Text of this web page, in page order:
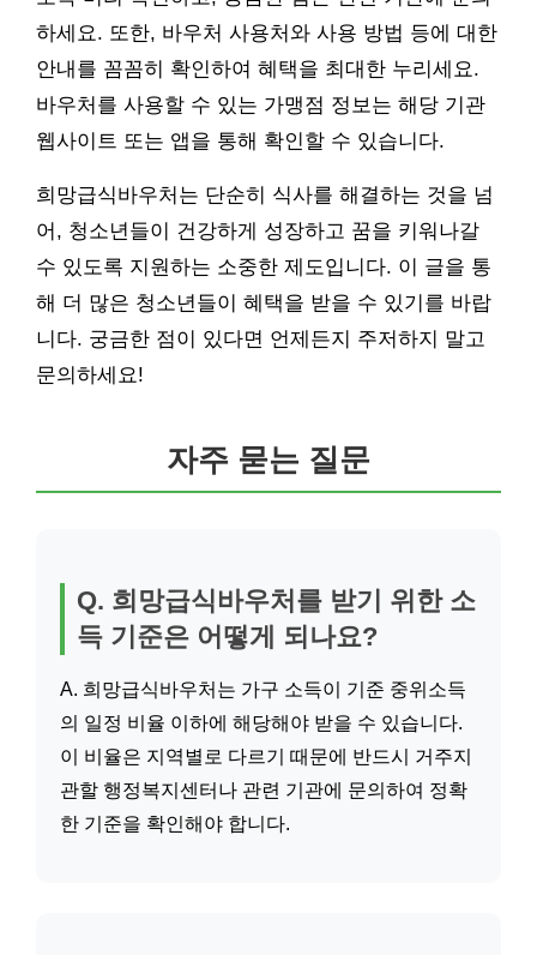
하세요. 또한, 바우처 사용처와 사용 방법 등에 대한
안내를 꼼꼼히 확인하여 혜택을 최대한 누리세요.
바우처를 사용할 수 있는 가맹점 정보는 해당 기관
웹사이트 또는 앱을 통해 확인할 수 있습니다.
희망급식바우처는 단순히 식사를 해결하는 것을 넘
어, 청소년들이 건강하게 성장하고 꿈을 키워나갈
수 있도록 지원하는 소중한 제도입니다. 이 글을 통
해 더 많은 청소년들이 혜택을 받을 수 있기를 바랍
니다. 궁금한 점이 있다면 언제든지 주저하지 말고
문의하세요!
자주 묻는 질문
Q. 희망급식바우처를 받기 위한 소
득 기준은 어떻게 되나요?
A. 희망급식바우처는 가구 소득이 기준 중위소득
의 일정 비율 이하에 해당해야 받을 수 있습니다.
이 비율은 지역별로 다르기 때문에 반드시 거주지
관할 행정복지센터나 관련 기관에 문의하여 정확
한 기준을 확인해야 합니다.